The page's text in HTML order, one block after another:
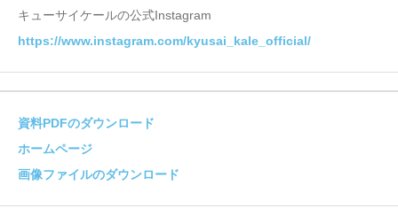
キューサイケールの公式Instagram
https://www.instagram.com/kyusai_kale_official/
資料PDFのダウンロード
ホームページ
画像ファイルのダウンロード